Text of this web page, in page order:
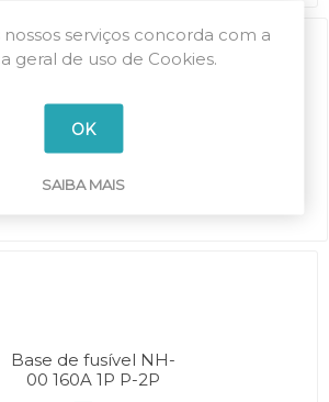
Base de fusível NH-
00 160A 1P P-P
Base de fusível NH-
00 160A 1P P-2P
serviços concorda com a
geral de uso de Cookies.
OK
SAIBA MAIS